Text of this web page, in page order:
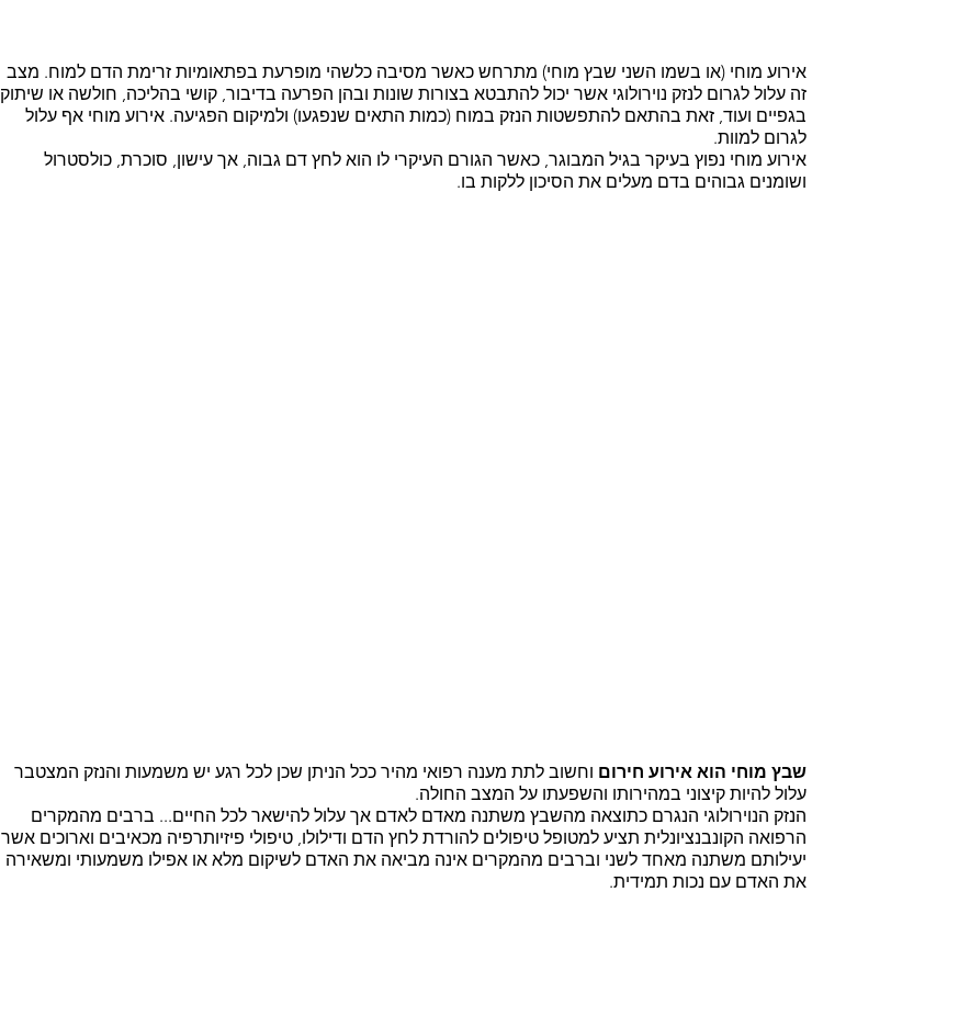
אירוע מוחי (או בשמו השני שבץ מוחי) מתרחש כאשר מסיבה כלשהי מופרעת בפתאומיות זרימת הדם למוח. מצב
זה עלול לגרום לנזק נוירולוגי אשר יכול להתבטא בצורות שונות ובהן הפרעה בדיבור, קושי בהליכה, חולשה או שיתוק
בגפיים ועוד, זאת בהתאם להתפשטות הנזק במוח (כמות התאים שנפגעו) ולמיקום הפגיעה. אירוע מוחי אף עלול
לגרום למוות.
אירוע מוחי נפוץ בעיקר בגיל המבוגר, כאשר הגורם העיקרי לו הוא לחץ דם גבוה, אך עישון, סוכרת, כולסטרול
ושומנים גבוהים בדם מעלים את הסיכון ללקות בו.
שבץ מוחי הוא אירוע חירום וחשוב לתת מענה רפואי מהיר ככל הניתן שכן לכל רגע יש משמעות והנזק המצטבר
עלול להיות קיצוני במהירותו והשפעתו על המצב החולה.
הנזק הנוירולוגי הנגרם כתוצאה מהשבץ משתנה מאדם לאדם אך עלול להישאר לכל החיים... ברבים מהמקרים
הרפואה הקונבנציונלית תציע למטופל טיפולים להורדת לחץ הדם ודילולו, טיפולי פיזיותרפיה מכאיבים וארוכים אשר
יעילותם משתנה מאחד לשני וברבים מהמקרים אינה מביאה את האדם לשיקום מלא או אפילו משמעותי ומשאירה
את האדם עם נכות תמידית.